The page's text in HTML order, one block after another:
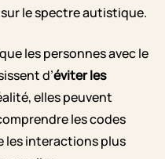
le spectre autistique.
les personnes avec le
d’éviter les
elles peuvent
les codes
les interactions plus